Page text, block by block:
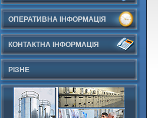
ОПЕРАТИВНА ІНФОРМАЦІЯ
КОНТАКТНА ІНФОРМАЦІЯ
РІЗНЕ